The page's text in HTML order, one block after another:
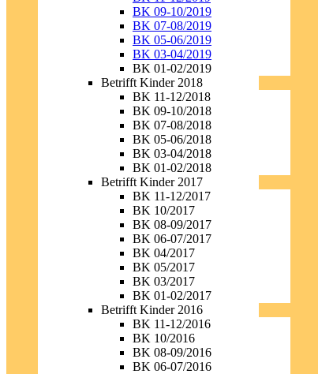
BK 09-10/2019
BK 07-08/2019
BK 05-06/2019
BK 03-04/2019
BK 01-02/2019
Betrifft Kinder 2018
BK 11-12/2018
BK 09-10/2018
BK 07-08/2018
BK 05-06/2018
BK 03-04/2018
BK 01-02/2018
Betrifft Kinder 2017
BK 11-12/2017
BK 10/2017
BK 08-09/2017
BK 06-07/2017
BK 04/2017
BK 05/2017
BK 03/2017
BK 01-02/2017
Betrifft Kinder 2016
BK 11-12/2016
BK 10/2016
BK 08-09/2016
BK 06-07/2016